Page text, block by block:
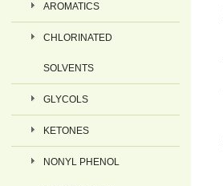
AROMATICS
CHLORINATED
SOLVENTS
GLYCOLS
KETONES
NONYL PHENOL